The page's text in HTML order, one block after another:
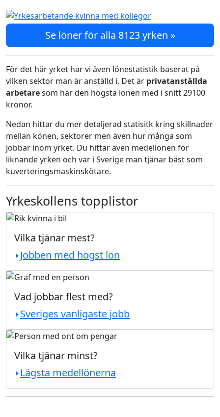
Se löner för alla 8123 yrken »
För det här yrket har vi även lönestatistik baserat på
vilken sektor man är anställd i. Det är privatanställda
arbetaresom har den högsta lönen med i snitt 29100
kronor.
Nedan hittar du mer detaljerad statisitk kring skillnader
mellan könen, sektorer men även hur många som
jobbar inom yrket. Du hittar även medellönen för
liknande yrken och var i Sverige man tjänar bäst som
kuverteringsmaskinskötare.
Yrkeskollens topplistor
Vilka tjänar mest?
Jobben med högst lön
Vad jobbar flest med?
Sveriges vanligaste jobb
Vilka tjänar minst?
Lägsta medellönerna